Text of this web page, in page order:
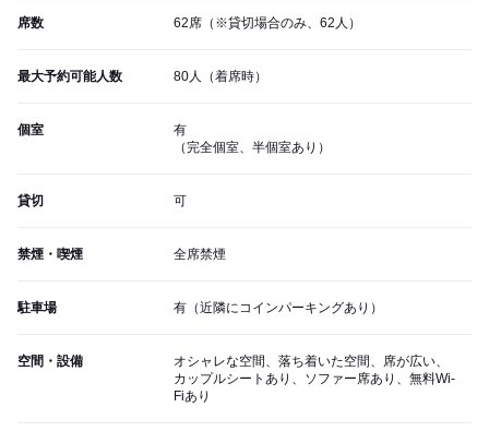
席数 62席（※貸切場合のみ、62人）
最大予約可能人数 80人（着席時）
個室
有
（完全個室、半個室あり）
貸切 可
禁煙・喫煙 全席禁煙
駐車場 有（近隣にコインパーキングあり）
空間・設備
オシャレな空間、落ち着いた空間、席が広い、
カップルシートあり、ソファー席あり、無料Wi-
Fiあり